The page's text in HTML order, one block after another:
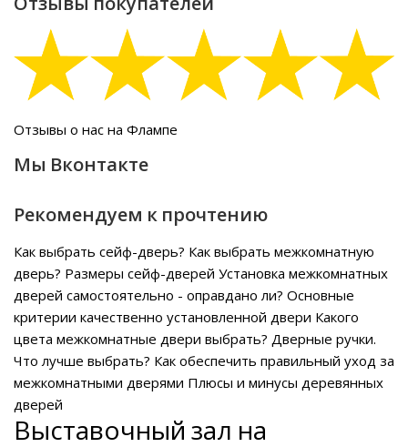
Отзывы о нас на Флампе
Мы Вконтакте
Рекомендуем к прочтению
Как выбрать сейф-дверь? Как выбрать межкомнатную
дверь? Размеры сейф-дверей Установка межкомнатных
дверей самостоятельно - оправдано ли? Основные
критерии качественно установленной двери Какого
цвета межкомнатные двери выбрать? Дверные ручки.
Что лучше выбрать? Как обеспечить правильный уход за
межкомнатными дверями Плюсы и минусы деревянных
дверей
Выставочный зал на